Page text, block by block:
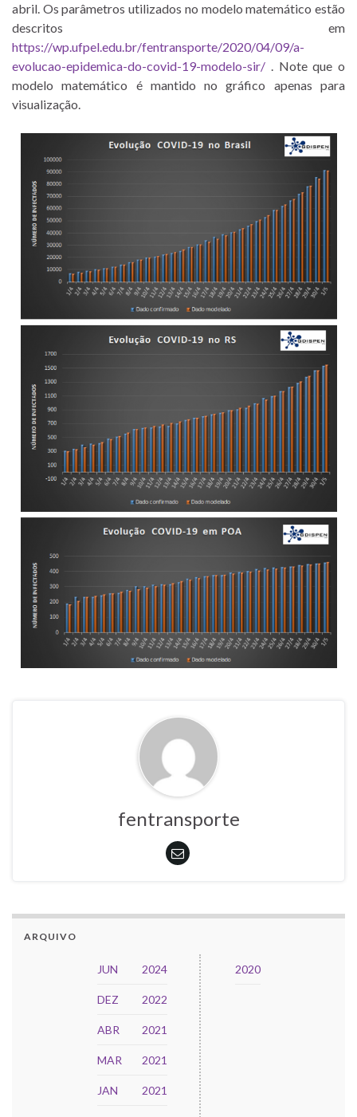
abril. Os parâmetros utilizados no modelo matemático estão
descritos em
https://wp.ufpel.edu.br/fentransporte/2020/04/09/a-
evolucao-epidemica-do-covid-19-modelo-sir/ . Note que o
modelo matemático é mantido no gráfico apenas para
visualização.
fentransporte
ARQUIVO
JUN 2024
DEZ 2022
ABR 2021
MAR 2021
JAN 2021
2020